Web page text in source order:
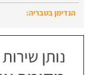
הנדימן בטבריה: